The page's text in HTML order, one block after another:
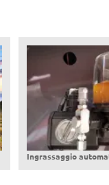
Ingrassaggio